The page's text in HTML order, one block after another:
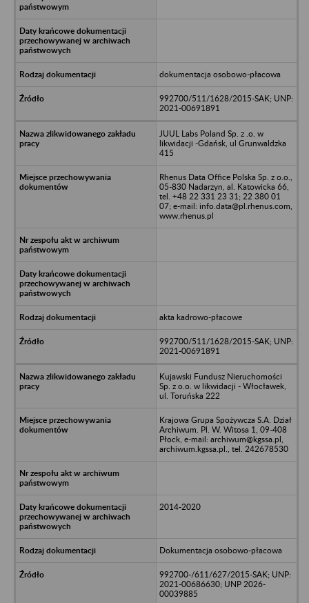
dokumentacja osobowo-płacowa
992700/511/1628/2015-SAK; UNP:
2021-00691891
JUUL Labs Poland Sp. z .o. w
likwidacji -Gdańsk, ul Grunwaldzka
415
Rhenus Data Office Polska Sp. z o.o.,
05-830 Nadarzyn, al. Katowicka 66,
tel. +48 22 331 23 31; 22 380 01
07; e-mail: info.data@pl.rhenus.com,
www.rhenus.pl
akta kadrowo-płacowe
992700/511/1628/2015-SAK; UNP:
2021-00691891
Kujawski Fundusz Nieruchomości
Sp. z o.o. w likwidacji - Włocławek,
ul. Toruńska 222
Krajowa Grupa Spożywcza S.A. Dział
Archiwum. Pl. W. Witosa 1, 09-408
Płock, e-mail: archiwum@kgssa.pl,
archiwum.kgssa.pl., tel. 242678530
2014-2020
Dokumentacja osobowo-płacowa
992700-/611/627/2015-SAK; UNP:
2021-00686630; UNP 2026-
00039885